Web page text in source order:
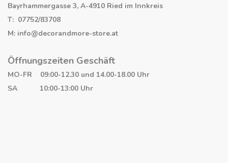
Bayrhammergasse 3, A-4910 Ried im Innkreis
T: 07752/83708
M: info@decorandmore-store.at
Öffnungszeiten Geschäft
MO-FR 09:00-12.30 und 14.00-18.00 Uhr
SA 10:00-13:00 Uhr